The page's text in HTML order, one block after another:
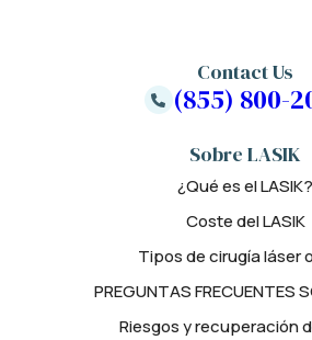
Sobre LASIK
¿Qué es el LASIK?
Coste del LASIK
Tipos de cirugía láser
PREGUNTAS FRECUENTES
Riesgos y recuperación
Contact Us
(855) 800-